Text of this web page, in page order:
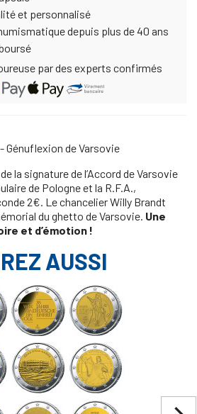
et personnalisé
depuis plus de 40 ans
par des experts confirmés
Génuflexion de Varsovie
la signature de l’Accord de Varsovie
de Pologne et la R.F.A.,
2€. Le chancelier Willy Brandt
du ghetto de Varsovie. Une
et d’émotion !
AUSSI